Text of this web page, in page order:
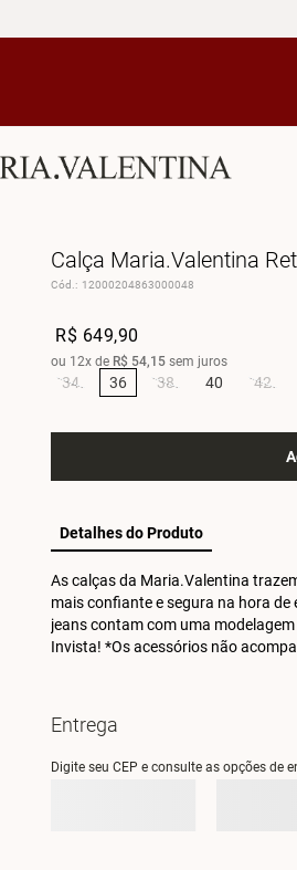
Calça Maria.Valentina
Cód. : 12000204863000048
R$ 649,90
ou 12x de R$ 54,15 sem juros
34 36 38 40 42
Detalhes do Produto
As calças da Maria.Valentina
mais confiante e segura na hora
jeans contam com uma
Invista! *Os acessórios não
Entrega
Digite seu CEP e consulte as opções de